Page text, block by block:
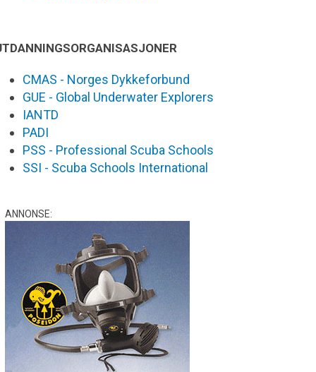
CMAS - Norges Dykkeforbund
GUE - Global Underwater Explorers
IANTD
PADI
PSS - Professional Scuba Schools
SSI - Scuba Schools International
ANNONSE: